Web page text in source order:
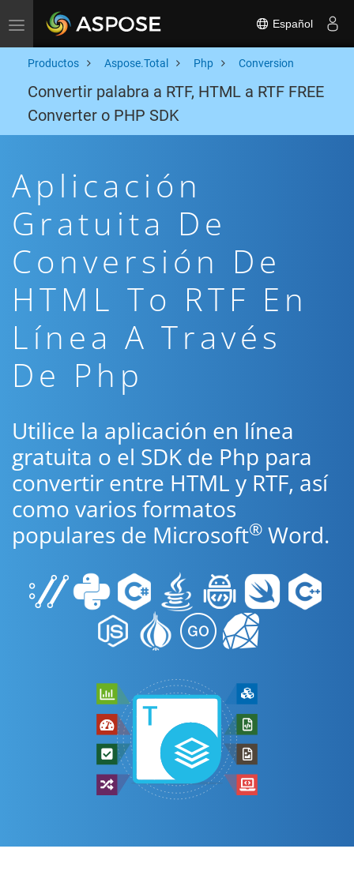
Toggle navigation Español
Productos Aspose.Total Php Conversion
Convertir palabra a RTF, HTML a RTF FREE
Converter o PHP SDK
Aplicación
Gratuita De
Conversión De
HTML To RTF En
Línea A Través
De Php
Utilice la aplicación en línea
gratuita o el SDK de Php para
convertir entre HTML y RTF, así
como varios formatos
populares de Microsoft® Word.